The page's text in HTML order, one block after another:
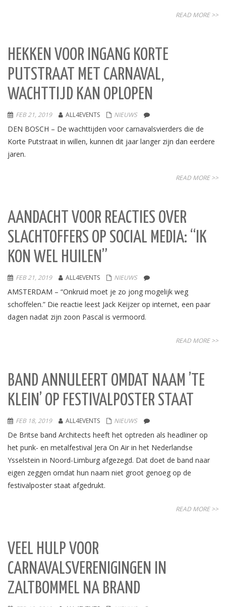
READ MORE >>
HEKKEN VOOR INGANG KORTE
PUTSTRAAT MET CARNAVAL,
WACHTTIJD KAN OPLOPEN
FEB 21, 2019 ALL4EVENTS NIEUWS
DEN BOSCH – De wachttijden voor carnavalsvierders die de
Korte Putstraat in willen, kunnen dit jaar langer zijn dan eerdere
jaren.
READ MORE >>
AANDACHT VOOR REACTIES OVER
SLACHTOFFERS OP SOCIAL MEDIA: “IK
KON WEL HUILEN”
FEB 21, 2019 ALL4EVENTS NIEUWS
AMSTERDAM – “Onkruid moet je zo jong mogelijk weg
schoffelen.” Die reactie leest Jack Keijzer op internet, een paar
dagen nadat zijn zoon Pascal is vermoord.
READ MORE >>
BAND ANNULEERT OMDAT NAAM ’TE
KLEIN’ OP FESTIVALPOSTER STAAT
FEB 18, 2019 ALL4EVENTS NIEUWS
De Britse band Architects heeft het optreden als headliner op
het punk- en metalfestival Jera On Air in het Nederlandse
Ysselstein in Noord-Limburg afgezegd. Dat doet de band naar
eigen zeggen omdat hun naam niet groot genoeg op de
festivalposter staat afgedrukt.
READ MORE >>
VEEL HULP VOOR
CARNAVALSVERENIGINGEN IN
ZALTBOMMEL NA BRAND